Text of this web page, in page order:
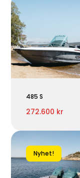
485 S
272.600 kr
Nyhet!